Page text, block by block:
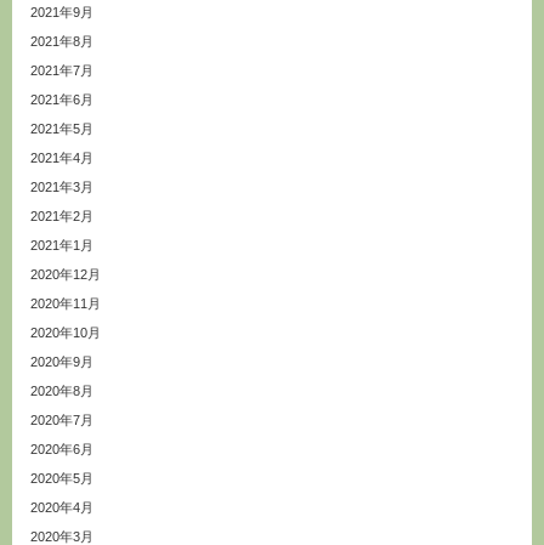
2021年9月
2021年8月
2021年7月
2021年6月
2021年5月
2021年4月
2021年3月
2021年2月
2021年1月
2020年12月
2020年11月
2020年10月
2020年9月
2020年8月
2020年7月
2020年6月
2020年5月
2020年4月
2020年3月